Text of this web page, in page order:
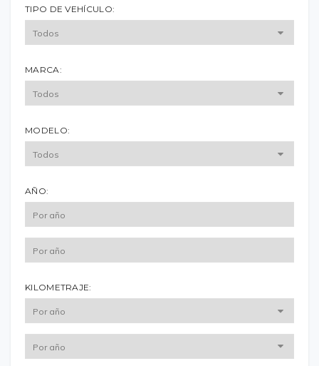
TIPO DE VEHÍCULO:
MARCA:
MODELO:
AÑO:
KILOMETRAJE: